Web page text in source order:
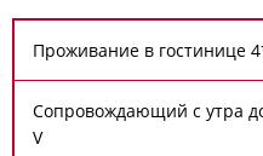
Проживание в гостинице
Сопровождающий с утра
V